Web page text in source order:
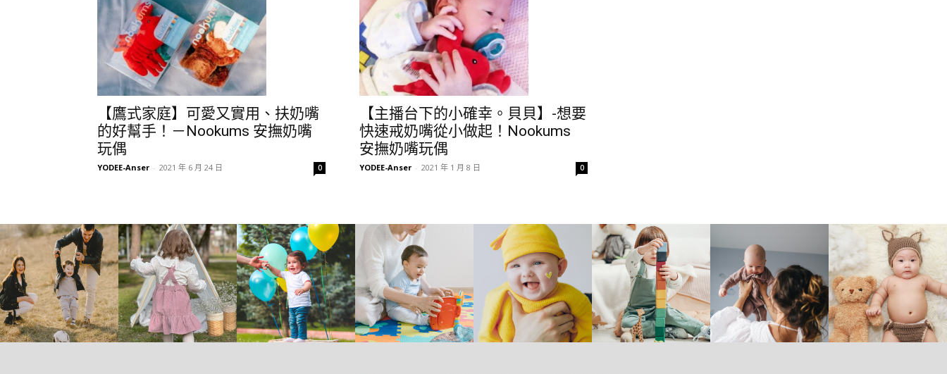
【鷹式家庭】可愛又實用、扶奶嘴
的好幫手！－Nookums 安撫奶嘴
玩偶
YODEE-Anser - 2021 年 6 月 24 日 0
【主播台下的小確幸。貝貝】-想要
快速戒奶嘴從小做起！Nookums
安撫奶嘴玩偶
YODEE-Anser - 2021 年 1 月 8 日 0